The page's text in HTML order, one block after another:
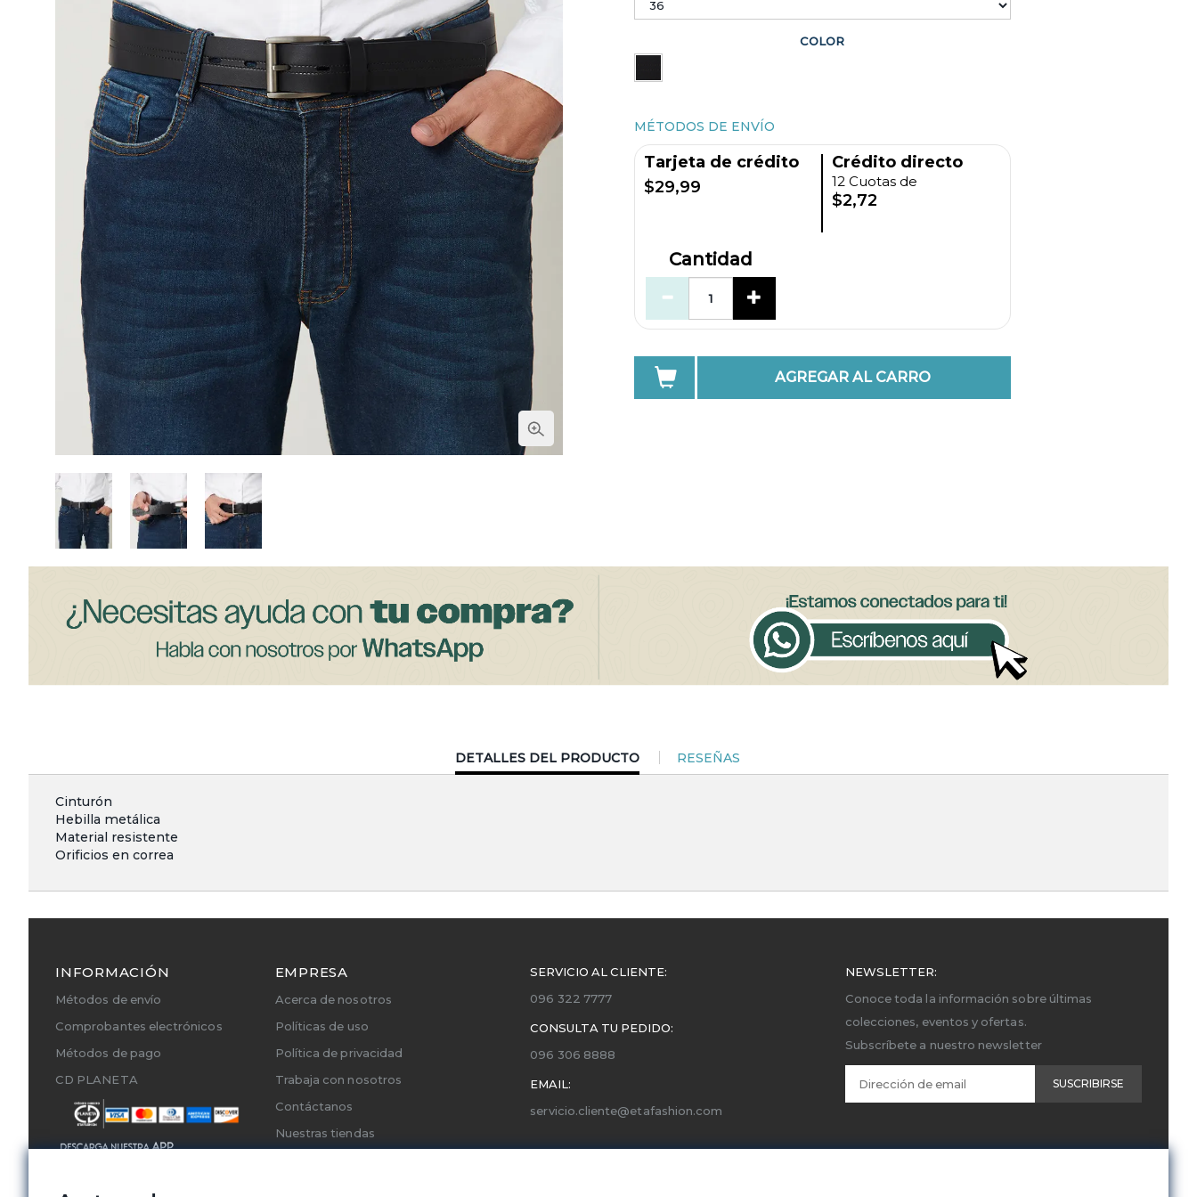
COLOR
MÉTODOS DE ENVÍO
Tarjeta de crédito
$29,99
Crédito directo
12 Cuotas de
$2,72
Cantidad
AGREGAR AL CARRO
CURRENT
TAB:
DETALLES DEL PRODUCTO RESEÑAS
Cinturón
Hebilla metálica
Material resistente
Orificios en correa
INFORMACIÓN
Métodos de envío
Comprobantes electrónicos
Métodos de pago
CD PLANETA
EMPRESA
Acerca de nosotros
Políticas de uso
Política de privacidad
Trabaja con nosotros
Contáctanos
Nuestras tiendas
SERVICIO AL CLIENTE:
096 322 7777
CONSULTA TU PEDIDO:
096 306 8888
EMAIL:
servicio.cliente@etafashion.com
NEWSLETTER:
Conoce toda la información sobre últimas
colecciones, eventos y ofertas.
Subscríbete a nuestro newsletter
SUSCRIBIRSE